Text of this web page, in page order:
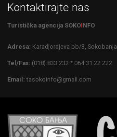
Kontaktirajte nas
Turistička agencija SOKOINFO
Adresa: Karadjordjeva bb/3, Sokobanja
Tel/Fax: (018) 833 232 * 064 31 22 222
Email: tasokoinfo@gmail.com